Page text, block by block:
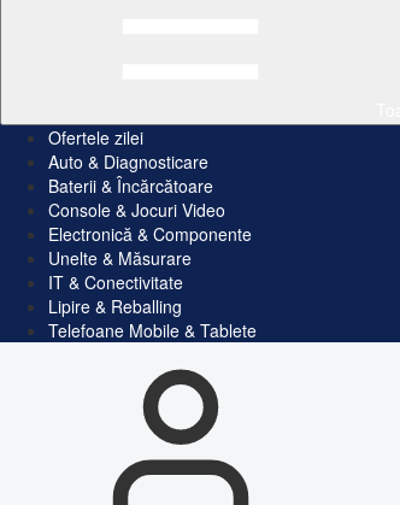
Ofertele zilei
Auto & Diagnosticare
Baterii & Încărcătoare
Console & Jocuri Video
Electronică & Componente
Unelte & Măsurare
IT & Conectivitate
Lipire & Reballing
Telefoane Mobile & Tablete